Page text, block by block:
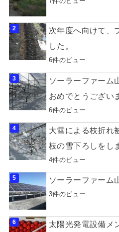
次年度へ向けて、
した。
6件のビュー
ソーラーファーム
おめでとうござい
6件のビュー
大雪による枝折れ
枝の雪下ろしをし
4件のビュー
ソーラーファーム
3件のビュー
太陽光発電設備メ